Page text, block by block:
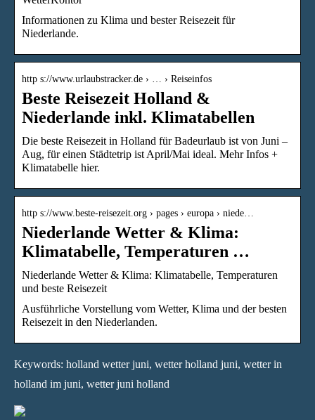
Informationen zu Klima und bester Reisezeit für
Niederlande.
http s://www.urlaubstracker.de › … › Reiseinfos
Beste Reisezeit Holland &
Niederlande inkl. Klimatabellen
Die beste Reisezeit in Holland für Badeurlaub ist von Juni –
Aug, für einen Städtetrip ist April/Mai ideal. Mehr Infos +
Klimatabelle hier.
http s://www.beste-reisezeit.org › pages › europa › niede…
Niederlande Wetter & Klima:
Klimatabelle, Temperaturen …
Niederlande Wetter & Klima: Klimatabelle, Temperaturen
und beste Reisezeit
Ausführliche Vorstellung vom Wetter, Klima und der besten
Reisezeit in den Niederlanden.
Keywords: holland wetter juni, wetter holland juni, wetter in
holland im juni, wetter juni holland